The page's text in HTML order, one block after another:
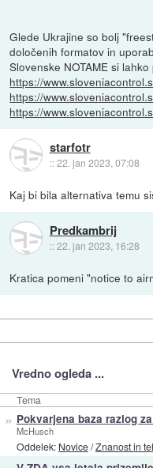
Glede Ukrajine so bolj
določenih formatov in
Slovenske NOTAME si
https://
https://
https://
starfotr
::22. jan 2023, 07:08
Kaj bi bila alternativa temu
Predkambrij
::22. jan 2023, 16:28
Kratica pomeni "notice to
Vredno ogleda ...
Tema
» Pokvarjena baza razlog
McHusch
Oddelek: Novice/Znanost in